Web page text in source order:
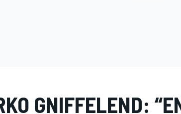
GNIFFELEND: